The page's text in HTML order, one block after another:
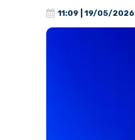
11:09 | 19/05/2026